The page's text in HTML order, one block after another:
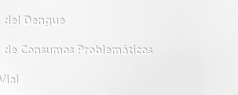
del Dengue
de Consumos Problemáticos